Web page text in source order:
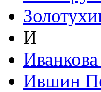
И
Ившин